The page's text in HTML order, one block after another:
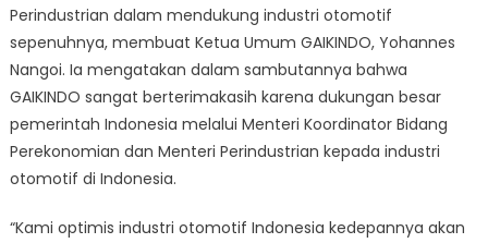
Perindustrian dalam mendukung industri otomotif
sepenuhnya, membuat Ketua Umum GAIKINDO, Yohannes
Nangoi. Ia mengatakan dalam sambutannya bahwa
GAIKINDO sangat berterimakasih karena dukungan besar
pemerintah Indonesia melalui Menteri Koordinator Bidang
Perekonomian dan Menteri Perindustrian kepada industri
otomotif di Indonesia.
“Kami optimis industri otomotif Indonesia kedepannya akan